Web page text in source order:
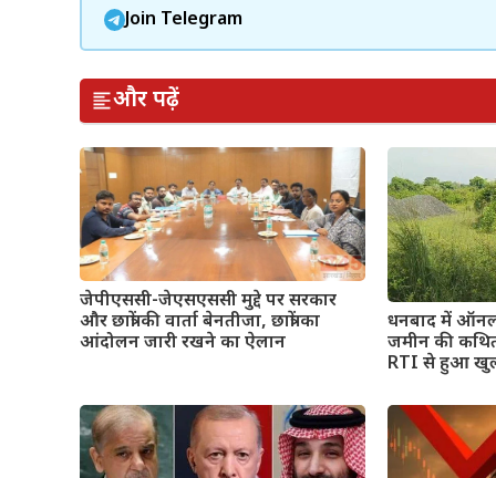
Join Telegram
और पढ़ें
जेपीएससी-जेएसएससी मुद्दे पर सरकार
और छात्रों की वार्ता बेनतीजा, छात्रों का
आंदोलन जारी रखने का ऐलान
धनबाद में
जमीन की
RTI से हुआ